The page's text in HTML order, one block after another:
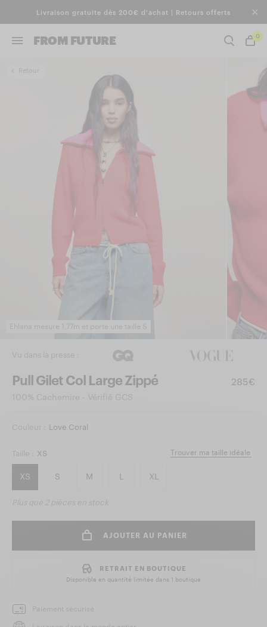
Livraison gratuite dès 200€ d'achat | Retours offerts
FROM FUTURE 0
Retour
Ehlana mesure 1,77m et porte une taille S
Vu dans la presse :
Pull Gilet Col Large Zippé
100% Cachemire - Vérifié GCS
285€
Couleur : Love Coral
Taille : XS
XS S M L XL
Trouver ma taille idéale
Plus que 2 pièces en stock
AJOUTER AU PANIER
RETRAIT EN BOUTIQUE
Disponible en quantité limitée dans 1 boutique
Paiement sécurisé